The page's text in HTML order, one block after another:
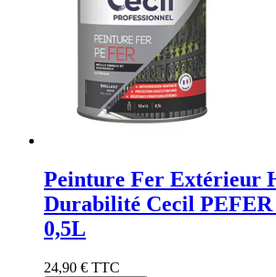
Peinture Fer Extérieur
Durabilité Cecil
0,5L
24,90 € TTC